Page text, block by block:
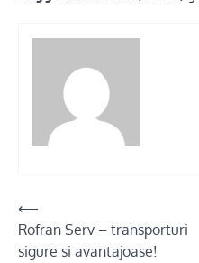
Post
navigation
⟵
Rofran Serv – transporturi
sigure si avantajoase!